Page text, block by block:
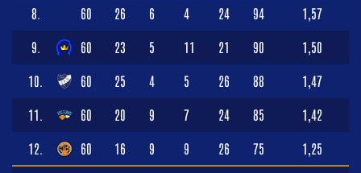
8. 60 26 6 4 24 94 1,57
9. 60 23 5 11 21 90 1,50
10. 60 25 4 5 26 88 1,47
11. 60 20 9 7 24 85 1,42
12. 60 16 9 9 26 75 1,25